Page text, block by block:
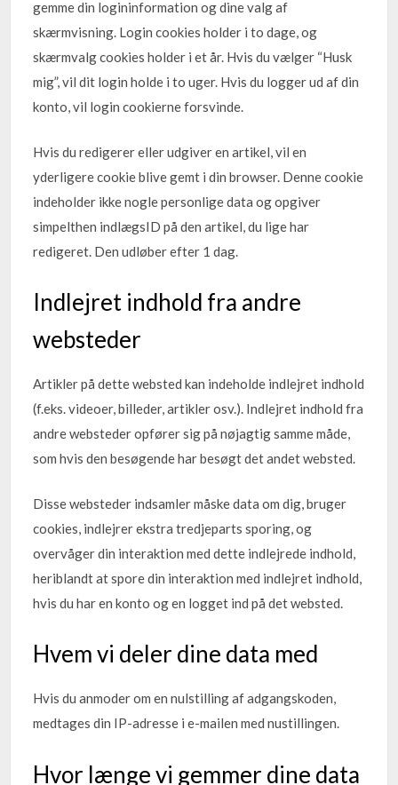
gemme din logininformation og dine valg af
skærmvisning. Login cookies holder i to dage, og
skærmvalg cookies holder i et år. Hvis du vælger “Husk
mig”, vil dit login holde i to uger. Hvis du logger ud af din
konto, vil login cookierne forsvinde.
Hvis du redigerer eller udgiver en artikel, vil en
yderligere cookie blive gemt i din browser. Denne cookie
indeholder ikke nogle personlige data og opgiver
simpelthen indlægsID på den artikel, du lige har
redigeret. Den udløber efter 1 dag.
Indlejret indhold fra andre
websteder
Artikler på dette websted kan indeholde indlejret indhold
(f.eks. videoer, billeder, artikler osv.). Indlejret indhold fra
andre websteder opfører sig på nøjagtig samme måde,
som hvis den besøgende har besøgt det andet websted.
Disse websteder indsamler måske data om dig, bruger
cookies, indlejrer ekstra tredjeparts sporing, og
overvåger din interaktion med dette indlejrede indhold,
heriblandt at spore din interaktion med indlejret indhold,
hvis du har en konto og en logget ind på det websted.
Hvem vi deler dine data med
Hvis du anmoder om en nulstilling af adgangskoden,
medtages din IP-adresse i e-mailen med nustillingen.
Hvor længe vi gemmer dine data